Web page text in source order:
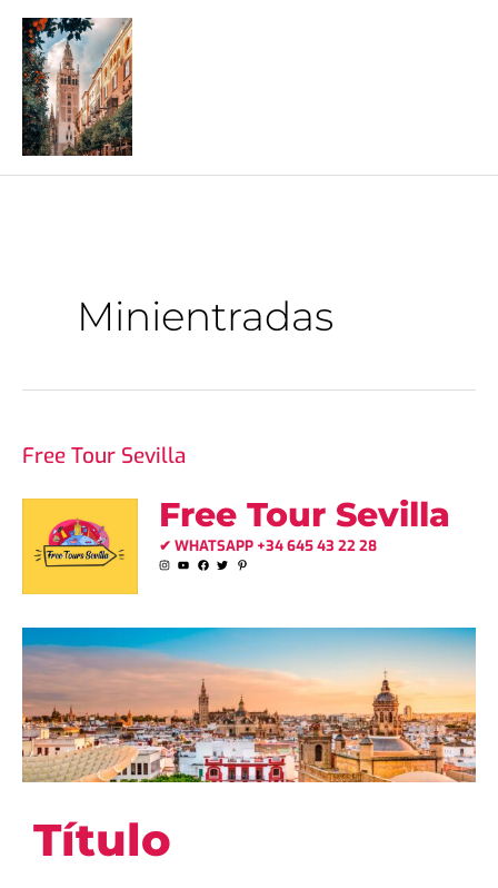
contenido
Minientradas
Free Tour Sevilla
Free Tour Sevilla
✔ WHATSAPP +34 645 43 22 28
Título
Qué
ver
Triana